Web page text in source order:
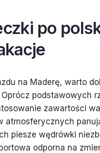
po
na Maderę, warto
podstawowych
zawartości
atmosferycznych
piesze wędrówki
odporna na